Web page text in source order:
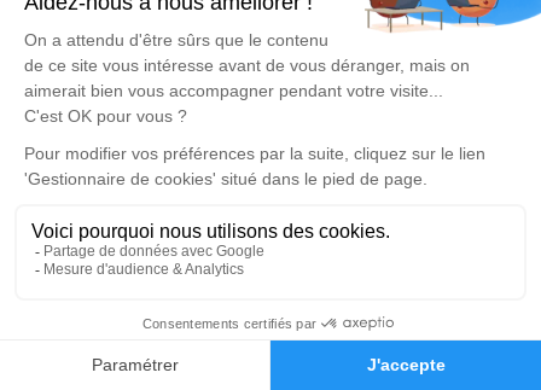
Faire-part Hommages
Un service de plantation d’arbre hommage est
disponible ici.
Cérémonie religieuse
Eglise Protestante de Traenheim
67310 Traenheim
Je rends hommage